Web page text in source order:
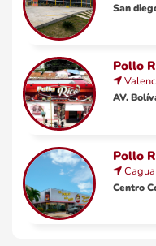
San
Pollo
AV.
Pollo
Cagua
Centro